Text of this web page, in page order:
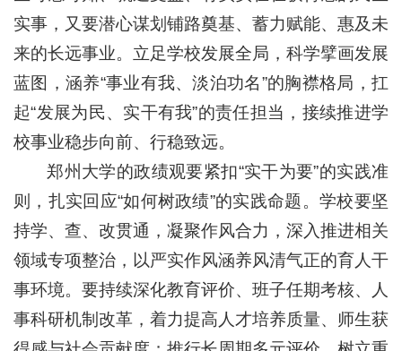
实事，又要潜心谋划铺路奠基、蓄力赋能、惠及未
来的长远事业。立足学校发展全局，科学擘画发展
蓝图，涵养“事业有我、淡泊功名”的胸襟格局，扛
起“发展为民、实干有我”的责任担当，接续推进学
校事业稳步向前、行稳致远。
郑州大学的政绩观要紧扣“实干为要”的实践准
则，扎实回应“如何树政绩”的实践命题。学校要坚
持学、查、改贯通，凝聚作风合力，深入推进相关
领域专项整治，以严实作风涵养风清气正的育人干
事环境。要持续深化教育评价、班子任期考核、人
事科研机制改革，着力提高人才培养质量、师生获